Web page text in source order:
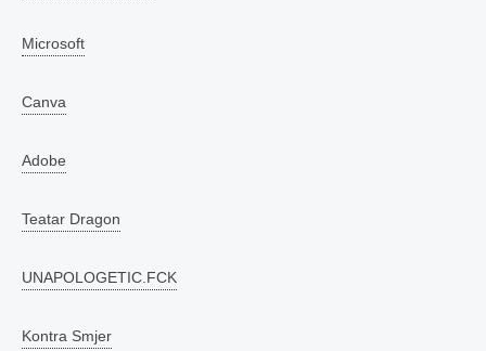
Microsoft
Canva
Adobe
Teatar Dragon
UNAPOLOGETIC.FCK
Kontra Smjer